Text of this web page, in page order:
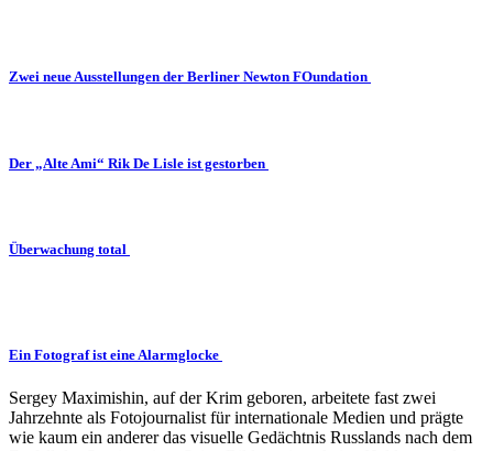
Zwei neue Ausstellungen der Berliner Newton FOundation
Der „Alte Ami“ Rik De Lisle ist gestorben
Überwachung total
Ein Fotograf ist eine Alarmglocke
Sergey Maximishin, auf der Krim geboren, arbeitete fast zwei
Jahrzehnte als Fotojournalist für internationale Medien und prägte
wie kaum ein anderer das visuelle Gedächtnis Russlands nach dem